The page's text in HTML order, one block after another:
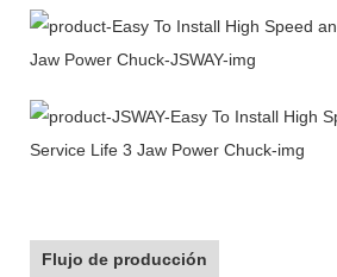
Flujo de producción